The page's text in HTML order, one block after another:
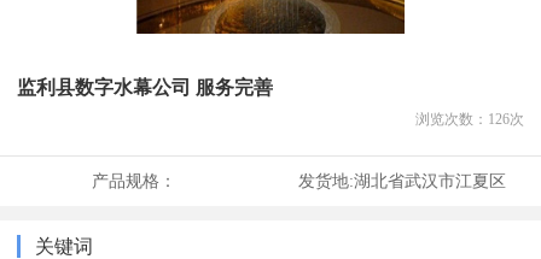
监利县数字水幕公司 服务完善
浏览次数： 126次
产品规格： 发货地:湖北省武汉市江夏区
关键词